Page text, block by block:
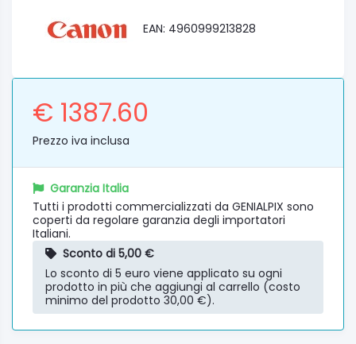
EAN: 4960999213828
€ 1387.60
Prezzo iva inclusa
Garanzia Italia
Tutti i prodotti commercializzati da GENIALPIX sono
coperti da regolare garanzia degli importatori
Italiani.
Sconto di 5,00 €
Lo sconto di 5 euro viene applicato su ogni
prodotto in più che aggiungi al carrello (costo
minimo del prodotto 30,00 €).